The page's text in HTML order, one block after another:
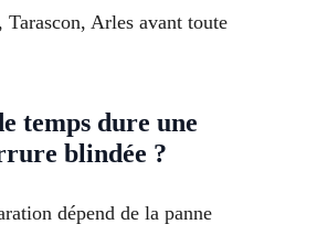
Tarascon, Arles avant toute
temps dure une
blindée ?
dépend de la panne